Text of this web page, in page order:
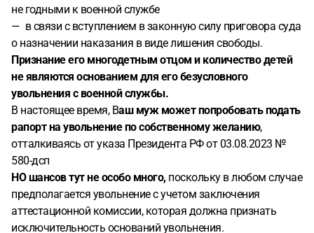
не годными к военной службе
— в связи с вступлением в законную силу приговора суда
о назначении наказания в виде лишения свободы.
Признание его многодетным отцом и количество детей
не являются основанием для его безусловного
увольнения с военной службы.
В настоящее время, Ваш муж может попробовать подать
рапорт на увольнение по собственному желанию,
отталкиваясь от указа Президента РФ от 03.08.2023 №
580-дсп
НО шансов тут не особо много, поскольку в любом случае
предполагается увольнение с учетом заключения
аттестационной комиссии, которая должна признать
исключительность оснований увольнения.